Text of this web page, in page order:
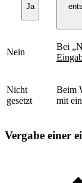
Ja
Nein
Bei
Nicht
gesetzt
Beim
mit
Vergabe einer